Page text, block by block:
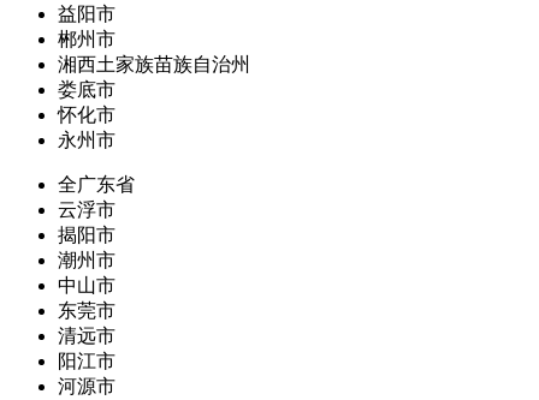
益阳市
郴州市
湘西土家族苗族自治州
娄底市
怀化市
永州市
全广东省
云浮市
揭阳市
潮州市
中山市
东莞市
清远市
阳江市
河源市